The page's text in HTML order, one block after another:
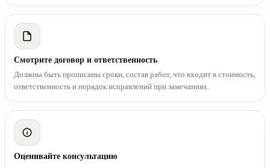
Смотрите договор и ответственность
Должны быть прописаны сроки, состав работ, что входит в стоимость,
ответственность и порядок исправлений при замечаниях.
Оценивайте консультацию